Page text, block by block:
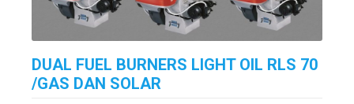
DUAL FUEL BURNERS LIGHT OIL RLS 70
/GAS DAN SOLAR